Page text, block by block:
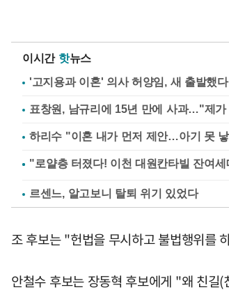
이시간 핫뉴스
'고지용과 이혼' 의사 허양임, 새 출발했다
표창원, 남규리에 15년 만에 사과…"제가
하리수 "이혼 내가 먼저 제안…아기 못
르센느, 알고보니 탈퇴 위기 있었다
조 후보는 "헌법을 무시하고 불법행위를
안철수 후보는 장동혁 후보에게 "왜 친길